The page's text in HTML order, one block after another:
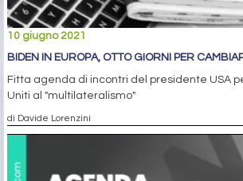
10 giugno 2021
BIDEN IN EUROPA, OTTO GIORNI PER
Fitta agenda di incontri del presidente USA
Uniti al "multilateralismo"
di Davide Lorenzini